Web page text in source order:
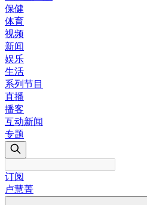
保健
体育
视频
新闻
娱乐
生活
系列节目
直播
播客
互动新闻
专题
订阅
卢慧菁